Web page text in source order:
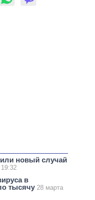
новый случай
в
тысячу 28 марта